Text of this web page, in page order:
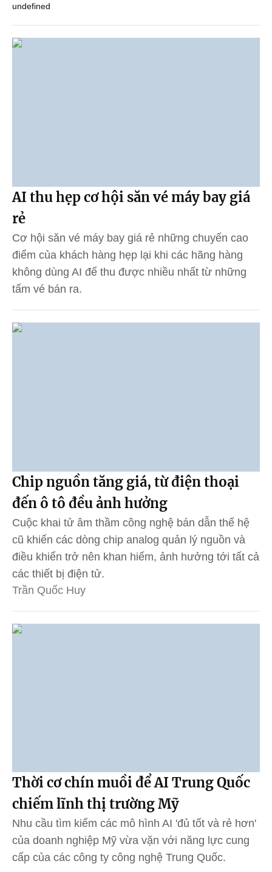
undefined
AI thu hẹp cơ hội săn vé máy bay giá
rẻ
Cơ hội săn vé máy bay giá rẻ những chuyến cao
điểm của khách hàng hẹp lại khi các hãng hàng
không dùng AI để thu được nhiều nhất từ những
tấm vé bán ra.
Chip nguồn tăng giá, từ điện thoại
đến ô tô đều ảnh hưởng
Cuộc khai tử âm thầm công nghệ bán dẫn thế hệ
cũ khiến các dòng chip analog quản lý nguồn và
điều khiển trở nên khan hiếm, ảnh hưởng tới tất cả
các thiết bị điện tử.
Trần Quốc Huy
Thời cơ chín muồi để AI Trung Quốc
chiếm lĩnh thị trường Mỹ
Nhu cầu tìm kiếm các mô hình AI 'đủ tốt và rẻ hơn'
của doanh nghiệp Mỹ vừa vặn với năng lực cung
cấp của các công ty công nghệ Trung Quốc.